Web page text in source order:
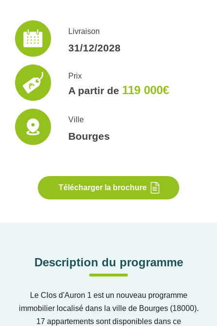
Livraison
31/12/2028
Prix
A partir de 119 000€
Ville
Bourges
Télécharger la brochure
Description du programme
Le Clos d'Auron 1 est un nouveau programme
immobilier localisé dans la ville de Bourges (18000).
17 appartements sont disponibles dans ce